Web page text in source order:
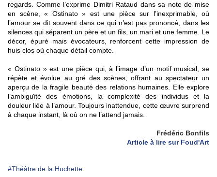
regards. Comme l’exprime Dimitri Rataud dans sa note de mise
en scène, « Ostinato » est une pièce sur l’inexprimable, où
l’amour se dit souvent dans ce qui n’est pas prononcé, dans les
silences qui séparent un père et un fils, un mari et une femme. Le
décor, épuré mais évocateurs, renforcent cette impression de
huis clos où chaque détail compte.
« Ostinato » est une pièce qui, à l’image d’un motif musical, se
répète et évolue au gré des scènes, offrant au spectateur un
aperçu de la fragile beauté des relations humaines. Elle explore
l’ambiguïté des émotions, la complexité des individus et la
douleur liée à l’amour. Toujours inattendue, cette œuvre surprend
à chaque instant, là où on ne l’attend jamais.
Frédéric Bonfils
Article à lire sur Foud'Art
#Théâtre de la Huchette